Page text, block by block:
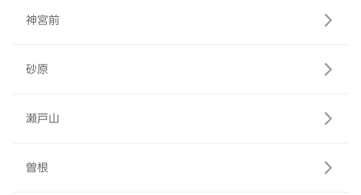
神宮前
砂原
瀬戸山
曽根